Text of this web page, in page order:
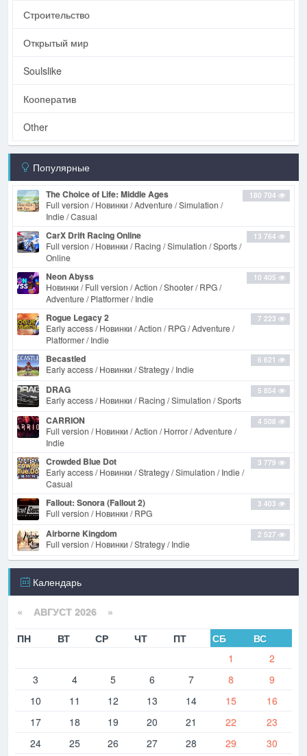
Строительство
Открытый мир
Soulslike
Кооператив
Other
Популярные
180 704
The Choice of Life: Middle Ages
Full version / Новинки / Adventure / Simulation /
Indie / Casual
13 764
CarX Drift Racing Online
Full version / Новинки / Racing / Simulation / Sports /
Online
10 405
Neon Abyss
Новинки / Full version / Action / Shooter / RPG /
Adventure / Platformer / Indie
7 223
Rogue Legacy 2
Early access / Новинки / Action / RPG / Adventure /
Platformer / Indie
6 621
Becastled
Early access / Новинки / Strategy / Indie
5 854
DRAG
Early access / Новинки / Racing / Simulation / Sports
4 508
CARRION
Full version / Новинки / Action / Horror / Adventure /
Indie
3 779
Crowded Blue Dot
Early access / Новинки / Strategy / Simulation / Indie /
Casual
3 403
Fallout: Sonora (Fallout 2)
Full version / Новинки / RPG
2 527
Airborne Kingdom
Full version / Новинки / Strategy / Indie
Календарь
« АВГУСТ 2026 »
ПН
ВТ СР ЧТ ПТ СБ
ВС
1
2
3
4 5 6 7 8
9
10
11 12 13 14 15
16
17
18 19 20 21 22
23
24
25 26 27 28 29
30